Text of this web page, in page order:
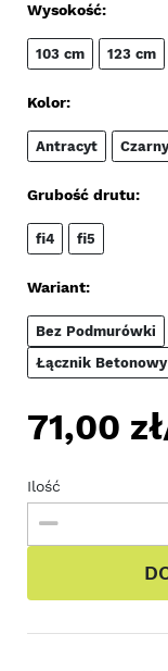
Wysokość:
103 cm 123 cm
Kolor:
Antracyt Czarny
Grubość drutu:
fi4 fi5
Wariant:
Bez Podmurówki
Łącznik Betonowy
71,00
Ilość